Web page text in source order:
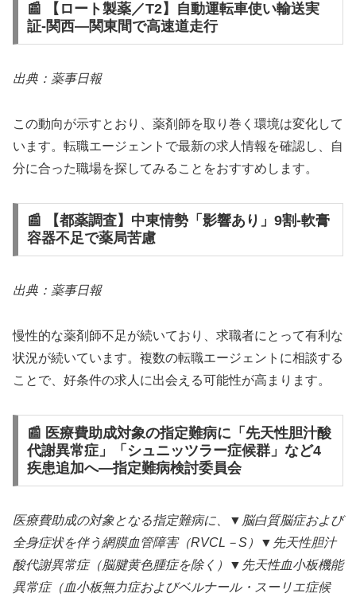
📰 【ロート製薬／T2】自動運転車使い輸送実
証‐関西―関東間で高速道走行
出典：薬事日報
この動向が示すとおり、薬剤師を取り巻く環境は変化して
います。転職エージェントで最新の求人情報を確認し、自
分に合った職場を探してみることをおすすめします。
📰 【都薬調査】中東情勢「影響あり」9割‐軟膏
容器不足で薬局苦慮
出典：薬事日報
慢性的な薬剤師不足が続いており、求職者にとって有利な
状況が続いています。複数の転職エージェントに相談する
ことで、好条件の求人に出会える可能性が高まります。
📰 医療費助成対象の指定難病に「先天性胆汁酸
代謝異常症」「シュニッツラー症候群」など4
疾患追加へ―指定難病検討委員会
医療費助成の対象となる指定難病に、▼脳白質脳症および
全身症状を伴う網膜血管障害（RVCL－S）▼先天性胆汁
酸代謝異常症（脳腱黄色腫症を除く）▼先天性血小板機能
異常症（血小板無力症およびベルナール・スーリエ症候